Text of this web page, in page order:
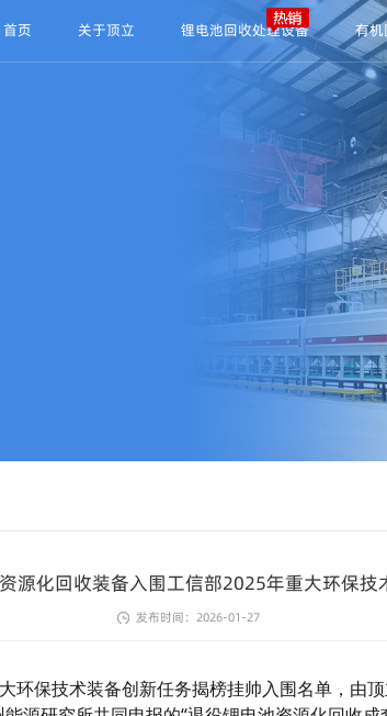
首页 关于顶立 锂电池回收处理设备 有
源化回收装备入围工信部2025年重大环保技
发布时间：2026-01-27
环保技术装备创新任务揭榜挂帅入围名单，由